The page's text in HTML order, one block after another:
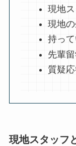
現地
現地
持っ
先輩
質疑
現地スタッフ